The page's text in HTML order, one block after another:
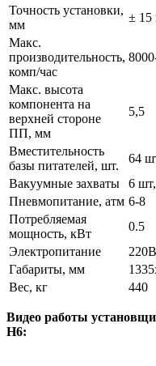
Точность установки,
мм
± 15
Макс.
производительность,
комп/час
Макс. высота
компонента на
верхней стороне
ПП, мм
5,5
Вместительность
базы питателей, шт.
64
Вакуумные захваты
6
Пневмопитание, атм 6-8
Потребляемая
мощность, кВт
0.5
Электропитание
Габариты, мм
Вес, кг
440
Видео работы
H6: